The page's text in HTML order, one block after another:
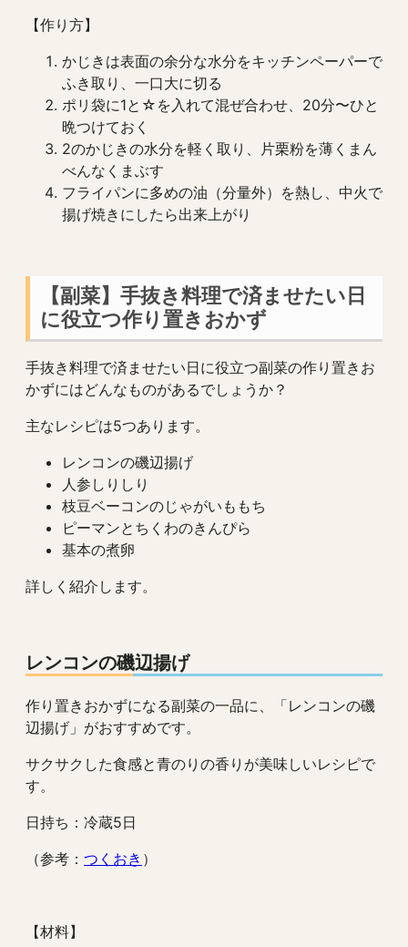
【作り方】
かじきは表面の余分な水分をキッチンペーパーで
ふき取り、一口大に切る
ポリ袋に1と☆を入れて混ぜ合わせ、20分〜ひと
晩つけておく
2のかじきの水分を軽く取り、片栗粉を薄くまん
べんなくまぶす
フライパンに多めの油（分量外）を熱し、中火で
揚げ焼きにしたら出来上がり
【副菜】手抜き料理で済ませたい日
に役立つ作り置きおかず
手抜き料理で済ませたい日に役立つ副菜の作り置きお
かずにはどんなものがあるでしょうか？
主なレシピは5つあります。
レンコンの磯辺揚げ
人参しりしり
枝豆ベーコンのじゃがいももち
ピーマンとちくわのきんぴら
基本の煮卵
詳しく紹介します。
レンコンの磯辺揚げ
作り置きおかずになる副菜の一品に、「レンコンの磯
辺揚げ」がおすすめです。
サクサクした食感と青のりの香りが美味しいレシピで
す。
日持ち：冷蔵5日
（参考： つくおき ）
【材料】